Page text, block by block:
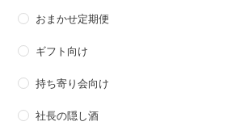
おまかせ定期便
ギフト向け
持ち寄り会向け
社長の隠し酒